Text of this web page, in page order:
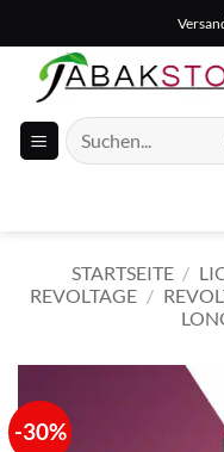
Inhalt
springen
Suche
nach:
STARTSEITE /
REVOLTAGE /
-30%